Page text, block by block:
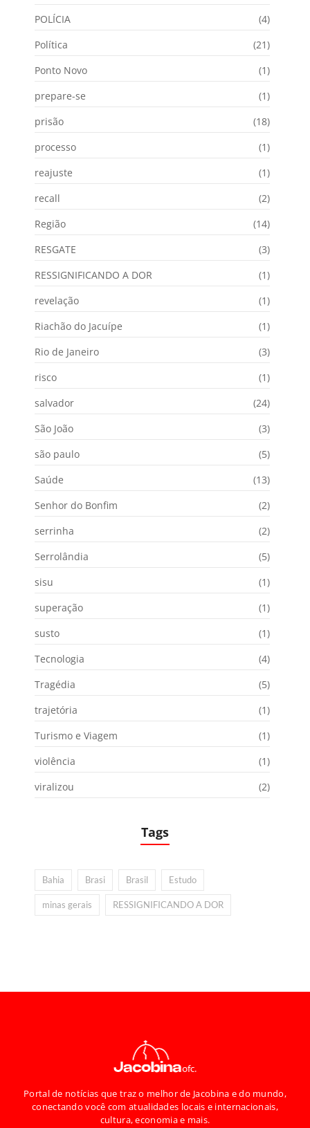
POLÍCIA
(4)
Política
(21)
Ponto Novo
(1)
prepare-se
(1)
prisão
(18)
processo
(1)
reajuste
(1)
recall
(2)
Região
(14)
RESGATE
(3)
RESSIGNIFICANDO A DOR
(1)
revelação
(1)
Riachão do Jacuípe
(1)
Rio de Janeiro
(3)
risco
(1)
salvador
(24)
São João
(3)
são paulo
(5)
Saúde
(13)
Senhor do Bonfim
(2)
serrinha
(2)
Serrolândia
(5)
sisu
(1)
superação
(1)
susto
(1)
Tecnologia
(4)
Tragédia
(5)
trajetória
(1)
Turismo e Viagem
(1)
violência
(1)
viralizou
(2)
Tags
Bahia Brasi Brasil Estudo
minas gerais RESSIGNIFICANDO A DOR
Portal de notícias que traz o melhor de Jacobina e do mundo,
conectando você com atualidades locais e internacionais,
cultura, economia e mais.